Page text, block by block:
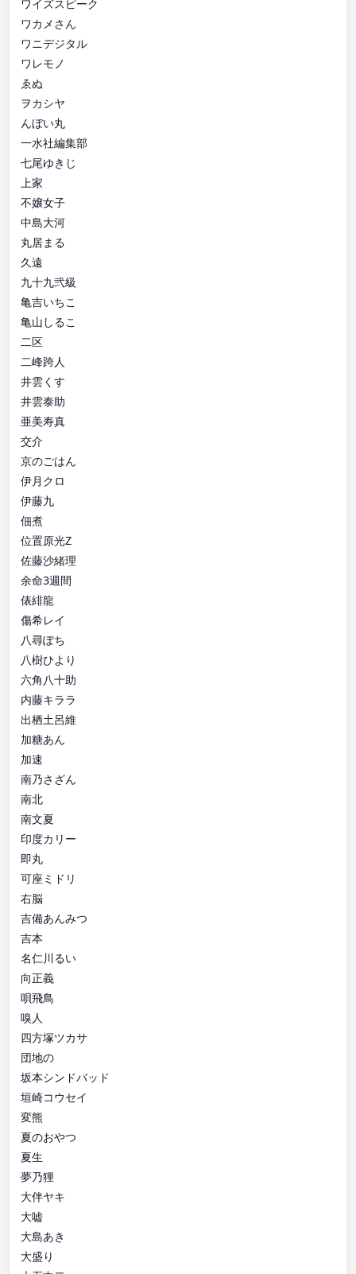
ワイズスピーク
ワカメさん
ワニデジタル
ワレモノ
ゑぬ
ヲカシヤ
んぼい丸
一水社編集部
七尾ゆきじ
上家
不嬢女子
中島大河
丸居まる
久遠
九十九弐級
亀吉いちこ
亀山しるこ
二区
二峰跨人
井雲くす
井雲泰助
亜美寿真
交介
京のごはん
伊月クロ
伊藤九
佃煮
位置原光Z
佐藤沙緒理
余命3週間
俵緋龍
傷希レイ
八尋ぽち
八樹ひより
六角八十助
内藤キララ
出栖土呂維
加糖あん
加速
南乃さざん
南北
南文夏
印度カリー
即丸
可座ミドリ
右脳
吉備あんみつ
吉本
名仁川るい
向正義
唄飛鳥
嗅人
四方塚ツカサ
団地の
坂本シンドバッド
垣崎コウセイ
変熊
夏のおやつ
夏生
夢乃狸
大伴ヤキ
大嘘
大島あき
大盛り